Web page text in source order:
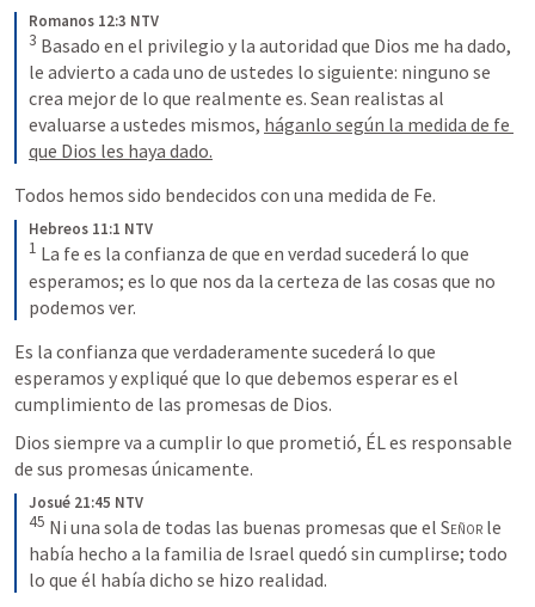
Romanos 12:3 NTV
3 Basado en el privilegio y la autoridad que Dios me ha dado,
le advierto a cada uno de ustedes lo siguiente: ninguno se
crea mejor de lo que realmente es. Sean realistas al
evaluarse a ustedes mismos, háganlo según la medida de fe
que Dios les haya dado.
Todos hemos sido bendecidos con una medida de Fe.
Hebreos 11:1 NTV
1 La fe es la confianza de que en verdad sucederá lo que
esperamos; es lo que nos da la certeza de las cosas que no
podemos ver.
Es la confianza que verdaderamente sucederá lo que
esperamos y expliqué que lo que debemos esperar es el
cumplimiento de las promesas de Dios.
Dios siempre va a cumplir lo que prometió, ÉL es responsable
de sus promesas únicamente.
Josué 21:45 NTV
45 Ni una sola de todas las buenas promesas que el Señor le
había hecho a la familia de Israel quedó sin cumplirse; todo
lo que él había dicho se hizo realidad.